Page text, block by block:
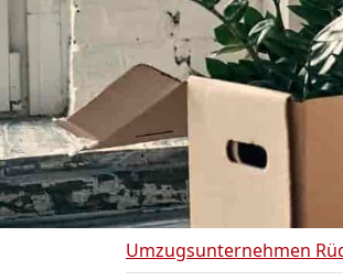
Umzugsunternehmen